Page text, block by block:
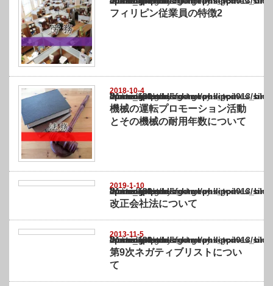
フィリピン従業員の特徴2
2018-10-4
Warning
: Undefined array key "show_category" in
/home/netst/kuno-cpa.co.jp/public_html/philippines_blog/wp-content/themes/
on line183
機械の運転プロモーション活動
とその機械の耐用年数について
2019-1-10
Warning
: Undefined array key "show_category" in
/home/netst/kuno-cpa.co.jp/public_html/philippines_blog/wp-content/themes/
on line183
改正会社法について
2013-11-5
Warning
: Undefined array key "show_category" in
/home/netst/kuno-cpa.co.jp/public_html/philippines_blog/wp-content/themes/
on line183
第9次ネガティブリストについ
て